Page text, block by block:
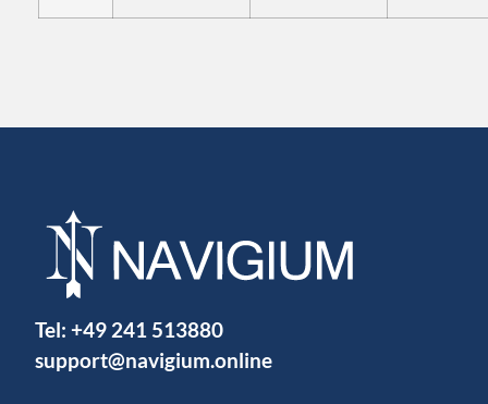
Tel: +49 241 513880
support@navigium.online